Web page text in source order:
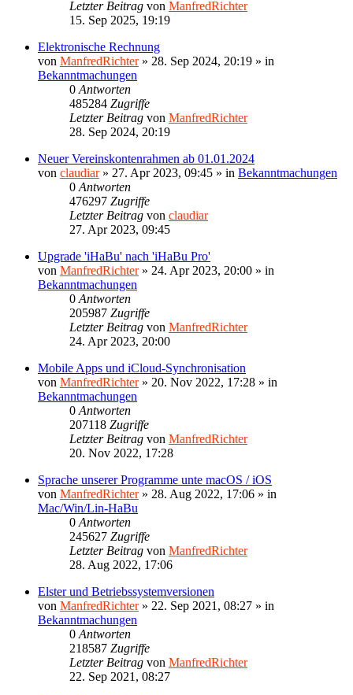
Letzter Beitrag von ManfredRichter
15. Sep 2025, 19:19
Elektronische Rechnung
von ManfredRichter» 28. Sep 2024, 20:19 » in
Bekanntmachungen
0 Antworten
485284 Zugriffe
Letzter Beitrag von ManfredRichter
28. Sep 2024, 20:19
Neuer Vereinskontenrahmen ab 01.01.2024
von claudiar» 27. Apr 2023, 09:45 » in Bekanntmachungen
0 Antworten
476297 Zugriffe
Letzter Beitrag von claudiar
27. Apr 2023, 09:45
Upgrade 'iHaBu' nach 'iHaBu Pro'
von ManfredRichter» 24. Apr 2023, 20:00 » in
Bekanntmachungen
0 Antworten
205987 Zugriffe
Letzter Beitrag von ManfredRichter
24. Apr 2023, 20:00
Mobile Apps und iCloud-Synchronisation
von ManfredRichter» 20. Nov 2022, 17:28 » in
Bekanntmachungen
0 Antworten
207118 Zugriffe
Letzter Beitrag von ManfredRichter
20. Nov 2022, 17:28
Sprache unserer Programme unte macOS / iOS
von ManfredRichter» 28. Aug 2022, 17:06 » in
Mac/Win/Lin-HaBu
0 Antworten
245627 Zugriffe
Letzter Beitrag von ManfredRichter
28. Aug 2022, 17:06
Elster und Betriebssystemversionen
von ManfredRichter» 22. Sep 2021, 08:27 » in
Bekanntmachungen
0 Antworten
218587 Zugriffe
Letzter Beitrag von ManfredRichter
22. Sep 2021, 08:27